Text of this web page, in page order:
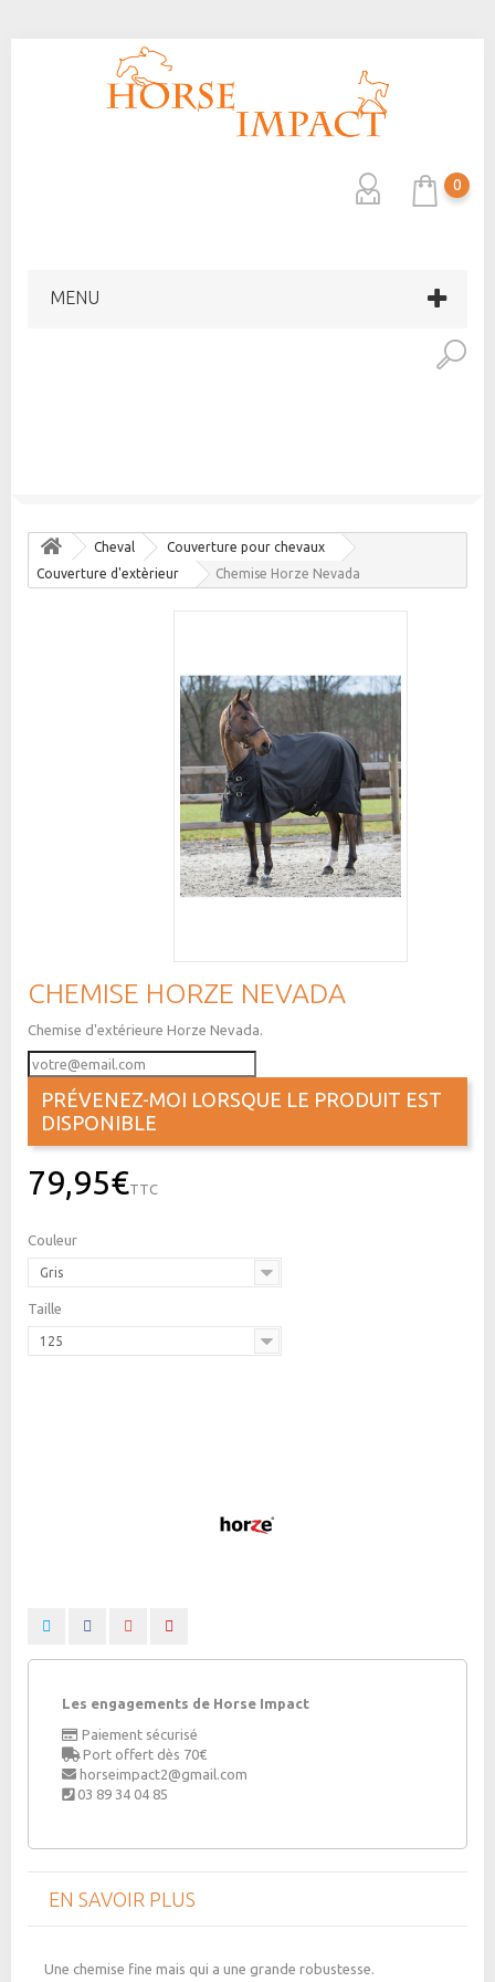
0
MENU
Cheval
Couverture pour chevaux
Couverture d'extèrieur
Chemise Horze Nevada
CHEMISE HORZE NEVADA
Chemise d'extérieure Horze Nevada.
PRÉVENEZ-MOI LORSQUE LE PRODUIT EST
DISPONIBLE
79,95€TTC
Couleur
Gris
Taille
125
Les engagements de Horse Impact
Paiement sécurisé
Port offert dès 70€
horseimpact2@gmail.com
03 89 34 04 85
EN SAVOIR PLUS
Une chemise fine mais qui a une grande robustesse.